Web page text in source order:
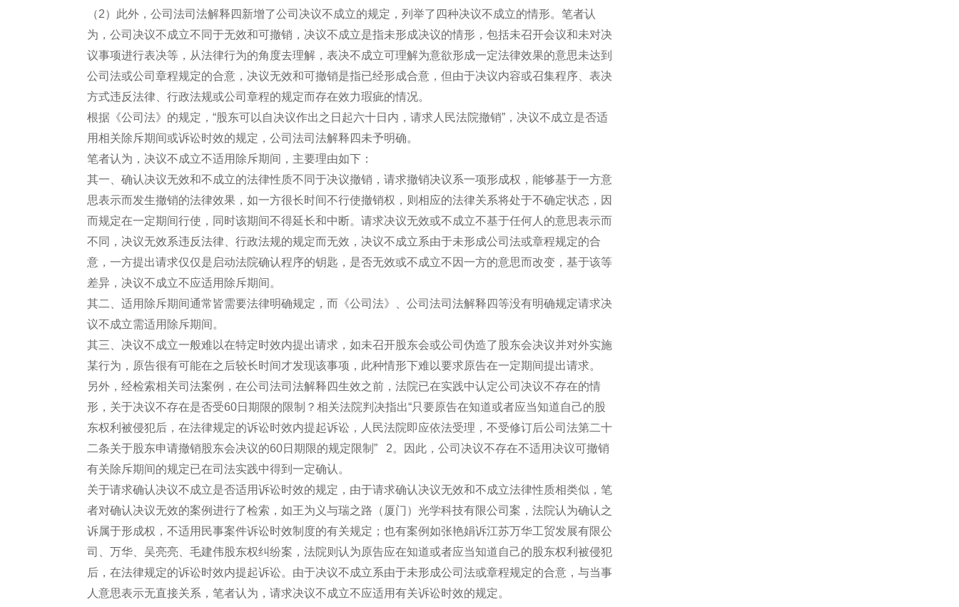
（2）此外，公司法司法解释四新增了公司决议不成立的规定，列举了四种决议不成立的情形。笔者认
为，公司决议不成立不同于无效和可撤销，决议不成立是指未形成决议的情形，包括未召开会议和未对决
议事项进行表决等，从法律行为的角度去理解，表决不成立可理解为意欲形成一定法律效果的意思未达到
公司法或公司章程规定的合意，决议无效和可撤销是指已经形成合意，但由于决议内容或召集程序、表决
方式违反法律、行政法规或公司章程的规定而存在效力瑕疵的情况。
根据《公司法》的规定，“股东可以自决议作出之日起六十日内，请求人民法院撤销”，决议不成立是否适
用相关除斥期间或诉讼时效的规定，公司法司法解释四未予明确。
笔者认为，决议不成立不适用除斥期间，主要理由如下：
其一、确认决议无效和不成立的法律性质不同于决议撤销，请求撤销决议系一项形成权，能够基于一方意
思表示而发生撤销的法律效果，如一方很长时间不行使撤销权，则相应的法律关系将处于不确定状态，因
而规定在一定期间行使，同时该期间不得延长和中断。请求决议无效或不成立不基于任何人的意思表示而
不同，决议无效系违反法律、行政法规的规定而无效，决议不成立系由于未形成公司法或章程规定的合
意，一方提出请求仅仅是启动法院确认程序的钥匙，是否无效或不成立不因一方的意思而改变，基于该等
差异，决议不成立不应适用除斥期间。
其二、适用除斥期间通常皆需要法律明确规定，而《公司法》、公司法司法解释四等没有明确规定请求决
议不成立需适用除斥期间。
其三、决议不成立一般难以在特定时效内提出请求，如未召开股东会或公司伪造了股东会决议并对外实施
某行为，原告很有可能在之后较长时间才发现该事项，此种情形下难以要求原告在一定期间提出请求。
另外，经检索相关司法案例，在公司法司法解释四生效之前，法院已在实践中认定公司决议不存在的情
形，关于决议不存在是否受60日期限的限制？相关法院判决指出“只要原告在知道或者应当知道自己的股
东权利被侵犯后，在法律规定的诉讼时效内提起诉讼，人民法院即应依法受理，不受修订后公司法第二十
二条关于股东申请撤销股东会决议的60日期限的规定限制” 2。因此，公司决议不存在不适用决议可撤销
有关除斥期间的规定已在司法实践中得到一定确认。
关于请求确认决议不成立是否适用诉讼时效的规定，由于请求确认决议无效和不成立法律性质相类似，笔
者对确认决议无效的案例进行了检索，如王为义与瑞之路（厦门）光学科技有限公司案，法院认为确认之
诉属于形成权，不适用民事案件诉讼时效制度的有关规定；也有案例如张艳娟诉江苏万华工贸发展有限公
司、万华、吴亮亮、毛建伟股东权纠纷案，法院则认为原告应在知道或者应当知道自己的股东权利被侵犯
后，在法律规定的诉讼时效内提起诉讼。由于决议不成立系由于未形成公司法或章程规定的合意，与当事
人意思表示无直接关系，笔者认为，请求决议不成立不应适用有关诉讼时效的规定。